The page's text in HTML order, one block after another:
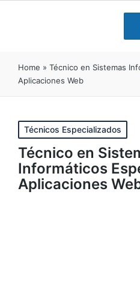
Home » Técnico en Sistemas
Aplicaciones Web
Publicado
en
Técnicos Especializados
Técnico en
Informáticos
Aplicaciones